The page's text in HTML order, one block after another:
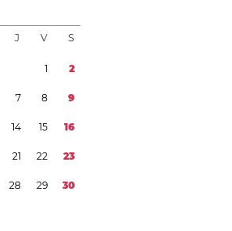
J V S
1 2
7 8 9
14 15 16
21 22 23
28 29 30